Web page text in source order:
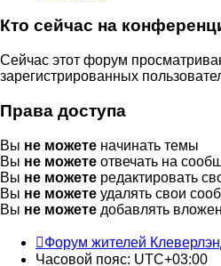
Кто сейчас на
Сейчас этот форум
зарегистрированных
Права доступа
Вы не можете начинать темы
Вы не можете отвечать на
Вы не можете редактировать
Вы не можете удалять свои
Вы не можете добавлять
Форум жителей
Часовой пояс: UTC+03:00